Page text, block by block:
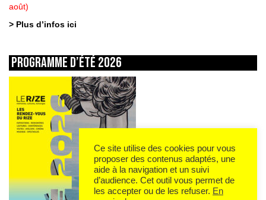
août)
> Plus d’infos ici
Programme d’été 2026
Ce site utilise des cookies pour vous
proposer des contenus adaptés, une
aide à la navigation et un suivi
d’audience. Cet outil vous permet de
les accepter ou de les refuser. En